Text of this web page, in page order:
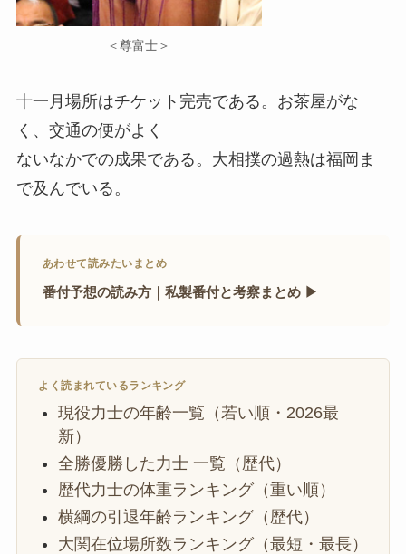
＜尊富士＞
十一月場所はチケット完売である。お茶屋がな
く、交通の便がよく
ないなかでの成果である。大相撲の過熱は福岡ま
で及んでいる。
あわせて読みたいまとめ
番付予想の読み方｜私製番付と考察まとめ ▶
よく読まれているランキング
現役力士の年齢一覧（若い順・2026最
新）
全勝優勝した力士 一覧（歴代）
歴代力士の体重ランキング（重い順）
横綱の引退年齢ランキング（歴代）
大関在位場所数ランキング（最短・最長）